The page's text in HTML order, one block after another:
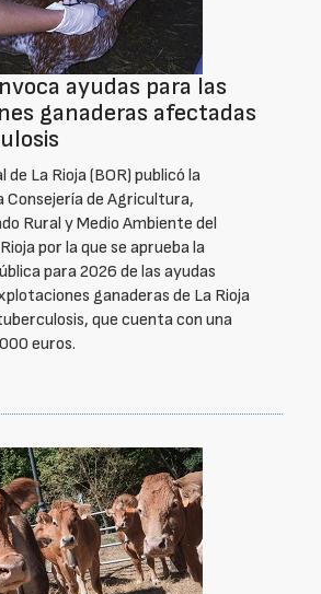
ayudas para las
ganaderas afectadas
de La Rioja (BOR) publicó la
Consejería de Agricultura,
Rural y Medio Ambiente del
por la que se aprueba la
para 2026 de las ayudas
ganaderas de La Rioja
que cuenta con una
euros.